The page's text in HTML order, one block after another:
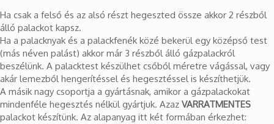
Ha csak a felső és az alsó részt hegeszted össze akkor 2 részből
álló palackot kapsz.
Ha a palacknyak és a palackfenék közé bekerül egy középső test
(más néven palást) akkor már 3 részből álló gázpalackról
beszélünk. A palacktest készülhet csőből méretre vágással, vagy
akár lemezből hengerítéssel és hegesztéssel is készíthetjük.
A másik nagy csoportja a gyártásnak, amikor a gázpalackokat
mindenféle hegesztés nélkül gyártjuk. Azaz VARRATMENTES
palackot készítünk. Az alapanyag itt két formában érkezhet: